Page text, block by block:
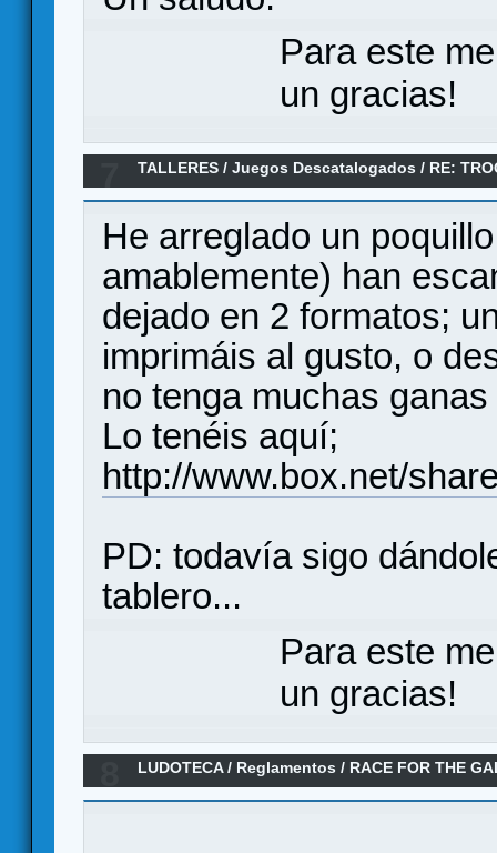
Para este
un gracias!
TALLERES /Juegos Descatalogados / RE:
FUEGO)
He arreglado un
amablemente) han
dejado en 2 formatos;
imprimáis al gusto, o
no tenga muchas
Lo tenéis aquí;
http://www.box.net/
PD: todavía sigo
tablero...
Para este
un gracias!
LUDOTECA/ Reglamentos / RACE FOR THE